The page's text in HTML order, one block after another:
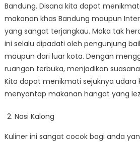
Bandung. Disana kita dapat
makanan khas Bandung maupun
yang sangat terjangkau. Maka tak
ini selalu dipadati oleh pengunjung
maupun dari luar kota. Dengan
ruangan terbuka, menjadikan
Kita dapat menikmati sejuknya udara
menyantap makanan hangat yang
Nasi Kalong
Kuliner ini sangat cocok bagi anda